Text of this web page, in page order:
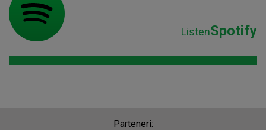
ListenSpotify
Parteneri: